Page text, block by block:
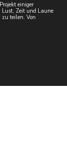
einiger
Lust, Zeit und Laune
zu teilen. Von